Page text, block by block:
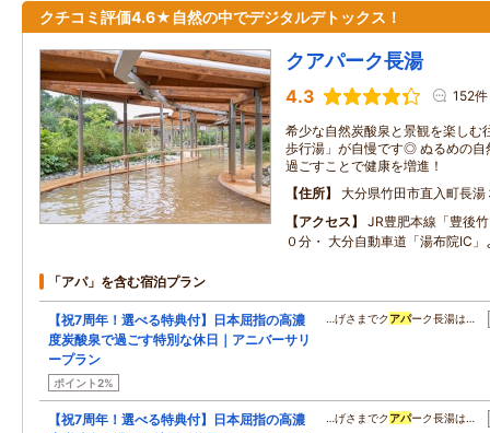
クチコミ評価4.6★自然の中でデジタルデトックス！
クアパーク長湯
4.3 152件
希少な自然炭酸泉と景観を楽しむ
歩行湯」が自慢です◎ ぬるめの自
過ごすことで健康を増進！
住所
大分県竹田市直入町長湯
アクセス
JR豊肥本線「豊後
０分・ 大分自動車道「湯布院IC
「アパ」を含む宿泊プラン
【祝7周年！選べる特典付】日本屈指の高濃
度炭酸泉で過ごす特別な休日｜アニバーサリ
ープラン
ポイント2%
…げさまでクアパーク長湯は…
【祝7周年！選べる特典付】日本屈指の高濃
…げさまでクアパーク長湯は…